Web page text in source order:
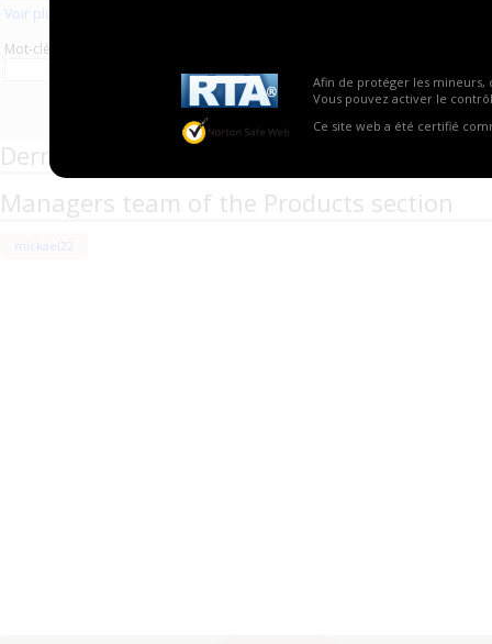
Afin de protéger les mineurs,
Vous pouvez activer le
Ce site web a été certifié
Voir plus
Mot-clé
Derniers commentaires de produits
Managers team of the Products section
mickael22